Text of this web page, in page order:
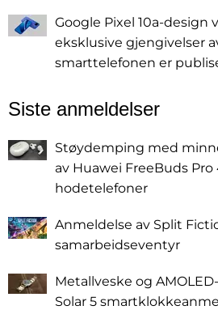
Google Pixel 10a-design
eksklusive gjengivelser
smarttelefonen er
Siste anmeldelser
Støydemping med
av Huawei FreeBuds Pro
hodetelefoner
Anmeldelse av Split
samarbeidseventyr
Metallveske og
Solar 5